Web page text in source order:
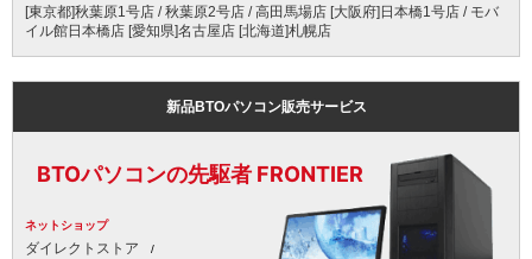
[東京都]秋葉原1号店 / 秋葉原2号店 / 高田馬場店 [大阪府]日本橋1号店 / モバ
イル館日本橋店 [愛知県]名古屋店 [北海道]札幌店
新品BTOパソコン販売サービス
BTOパソコンの先駆者 FRONTIER
ネットショップ
ダイレクトストア